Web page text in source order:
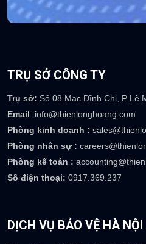
TRỤ SỞ CÔNG TY
Trụ sở: Số 08 Mạc Đĩnh Chi, P Lê
Email: info@thienlonghoang.com
Phòng kinh doanh :
Phòng nhân sự :
Phòng kế toán :
Số điện thoại: 0917.369.237
DỊCH VỤ BẢO VỆ HÀ NỘI